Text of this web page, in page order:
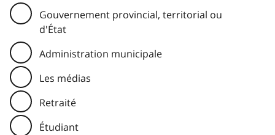
Gouvernement provincial, territorial ou
d'État
Administration municipale
Les médias
Retraité
Étudiant